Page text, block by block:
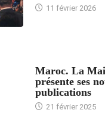
11 février 2026
Maroc. La
présente ses
publications
21 février 2025